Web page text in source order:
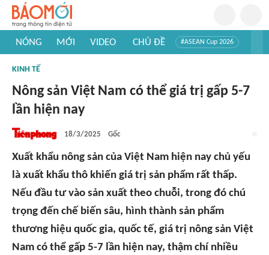
NÓNG MỚI VIDEO CHỦ ĐỀ #ASEAN Cup 2026
#Khám phá thế giới
KINH TẾ
Nông sản Việt Nam có thể giá trị gấp 5-7
lần hiện nay
18/3/2025 Gốc
Xuất khẩu nông sản của Việt Nam hiện nay chủ yếu
là xuất khẩu thô khiến giá trị sản phẩm rất thấp.
Nếu đầu tư vào sản xuất theo chuỗi, trong đó chú
trọng đến chế biến sâu, hình thành sản phẩm
thương hiệu quốc gia, quốc tế, giá trị nông sản Việt
Nam có thể gấp 5-7 lần hiện nay, thậm chí nhiều